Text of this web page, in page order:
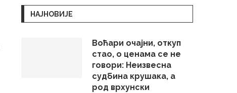
НАЈНОВИЈЕ
Воћари очајни, откуп
стао, о ценама се не
говори: Неизвесна
судбина крушака, а
род врхунски